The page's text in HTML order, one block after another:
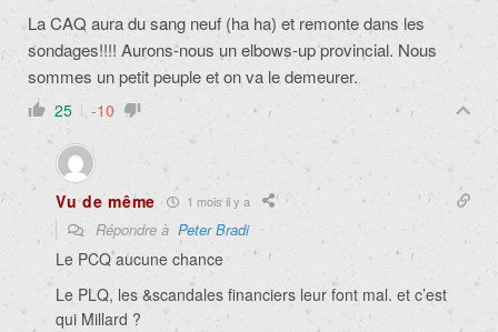
La CAQ aura du sang neuf (ha ha) et remonte dans les
sondages!!!! Aurons-nous un elbows-up provincial. Nous
sommes un petit peuple et on va le demeurer.
25 -10
Vu de même 1 mois il y a
Répondre à Peter Bradi
Le PCQ aucune chance
Le PLQ, les &scandales financiers leur font mal. et c’est
qui Millard ?